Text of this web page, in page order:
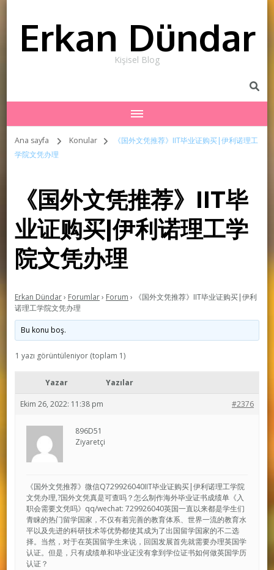
Erkan Dündar
Kişisel Blog
Ana sayfa Konular
《国外文凭推荐》IIT毕业证购买|伊利诺理工
学院文凭办理
《国外文凭推荐》IIT毕
业证购买|伊利诺理工学
院文凭办理
Erkan Dündar› Forumlar› Forum ›
《国外文凭推荐》IIT毕业证购买|伊利
诺理工学院文凭办理
Bu konu boş.
1 yazı görüntüleniyor (toplam 1)
Yazar Yazılar
Ekim 26, 2022: 11:38 pm #2376
896D51
Ziyaretçi
《国外文凭推荐》微信Q729926040IIT毕业证购买|伊利诺理工学院
文凭办理,?国外文凭真是可查吗？怎么制作海外毕业证书成绩单《入
职会需要文凭吗》qq/wechat: 729926040英国一直以来都是学生们
青睐的热门留学国家，不仅有着完善的教育体系、世界一流的教育水
平以及先进的科研技术等优势都使其成为了出国留学国家的不二选
择。当然，对于在英国留学生来说，回国发展首先就需要办理英国学
认证。但是，只有成绩单和毕业证没有拿到学位证书如何做英国学历
认证？